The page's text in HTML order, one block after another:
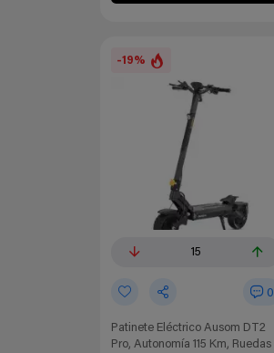
-19%
15
0
Patinete Eléctrico Ausom DT2
Pro, Autonomía 115 Km, Ruedas